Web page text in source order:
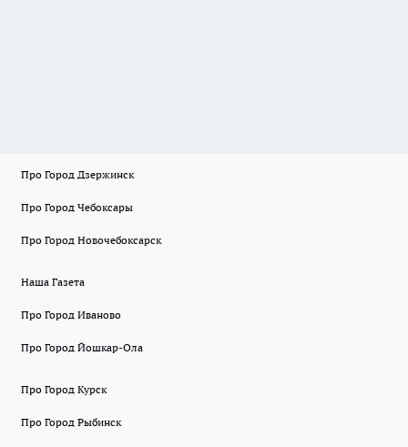
Про Город Дзержинск
Про Город Чебоксары
Про Город Новочебоксарск
Наша Газета
Про Город Иваново
Про Город Йошкар-Ола
Про Город Курск
Про Город Рыбинск